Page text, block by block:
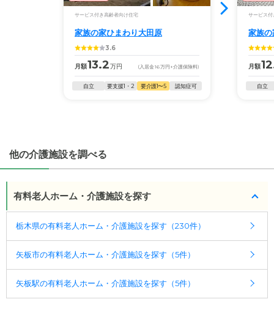
受付時間：10：00～19：00
・全国10000件の介護施設情報を掲載
幅広い選択肢の中から、条件にあった施設を選ぶ
ことができます。
・こだわりの条件や医療体制から施設を探せる
入居相談：0120-579-721（無料）
・全国10000件の介護施設情報を掲載
幅広い選択肢の中から、条件にあった施設を選ぶ
ことができます。
サービス付き高齢者向け住宅
家族の家ひまわり大田原
3.6
月額13.2万円 (入居金16万円 +介護保険料)
自立 要支援1・2 要介護1〜5 認知症可
サービス付
家族
月額
自立
他の介護施設を調べる
有料老人ホーム・介護施設を探す
栃木県の有料老人ホーム・介護施設を探す（230件）
矢板市の有料老人ホーム・介護施設を探す（5件）
矢板駅の有料老人ホーム・介護施設を探す（5件）